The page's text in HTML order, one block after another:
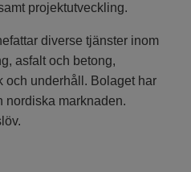
projektutveckling.
diverse tjänster inom
asfalt och betong,
och underhåll. Bolaget har
nordiska marknaden.